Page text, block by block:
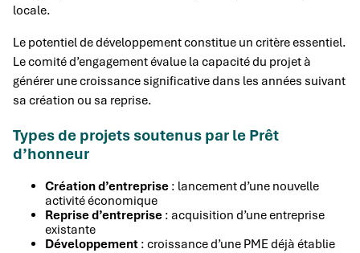
locale.
Le potentiel de développement constitue un critère essentiel.
Le comité d’engagement évalue la capacité du projet à
générer une croissance significative dans les années suivant
sa création ou sa reprise.
Types de projets soutenus par le Prêt
d’honneur
Création d’entreprise : lancement d’une nouvelle
activité économique
Reprise d’entreprise : acquisition d’une entreprise
existante
Développement : croissance d’une PME déjà établie